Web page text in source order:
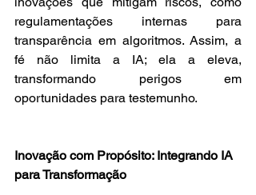
regulamentações internas para
transparência em algoritmos. Assim, a
fé não limita a IA; ela a eleva,
transformando perigos em
oportunidades para testemunho.
Inovação com Propósito: Integrando IA
para Transformação